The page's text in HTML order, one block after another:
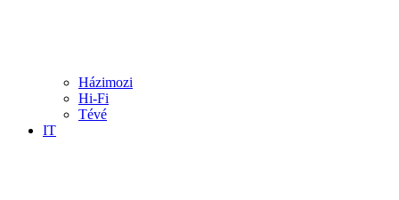
Házimozi
Hi-Fi
Tévé
IT